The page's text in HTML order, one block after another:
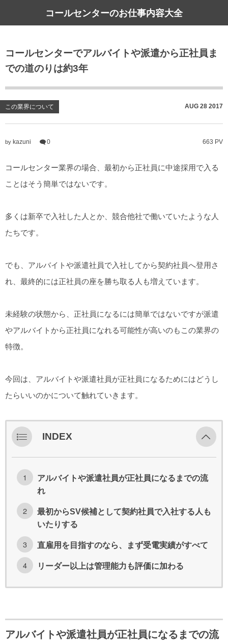
コールセンターのお仕事内容大全
コールセンターでアルバイトや派遣から正社員ま
での道のりは約3年
この業界について AUG 28 2017
by kazuni 0 663 PV
コールセンター業界の場合、最初から正社員に中途採用で入る
ことはそう簡単ではないです。
多くは新卒で入社した人とか、競合他社で働いていたような人
たちです。
でも、アルバイトや派遣社員で入社してから契約社員へ登用さ
れ、最終的には正社員の座を勝ち取る人も増えています。
未経験の状態から、正社員になるには簡単ではないですが派遣
やアルバイトから正社員になれる可能性が高いのもこの業界の
特徴。
今回は、アルバイトや派遣社員が正社員になるためにはどうし
たらいいのかについて触れていきます。
INDEX
アルバイトや派遣社員が正社員になるまでの流
れ
最初からSV候補として契約社員で入社する人も
いたりする
直雇用を目指すのなら、まず受電実績がすべて
リーダー以上は管理能力も評価に加わる
アルバイトや派遣社員が正社員になるまでの流